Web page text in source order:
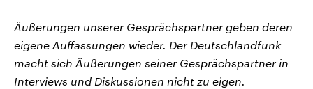
Äußerungen unserer Gesprächspartner geben deren
eigene Auffassungen wieder. Der Deutschlandfunk
macht sich Äußerungen seiner Gesprächspartner in
Interviews und Diskussionen nicht zu eigen.